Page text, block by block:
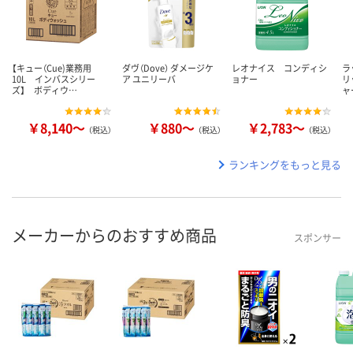
【キュー（Cue)業務用
10L インバスシリー
ズ】 ボディウ…
￥8,140～ （税込）
ダヴ（Dove） ダメージケ
ア ユニリーバ
￥880～ （税込）
レオナイス コンディシ
ョナー
￥2,783～ （税込）
ランキングをもっと見る
メーカーからのおすすめ商品 スポンサー